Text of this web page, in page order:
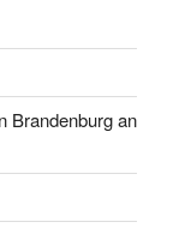
Brandenburg an